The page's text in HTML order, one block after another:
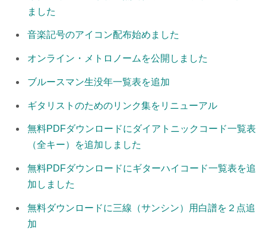
ました
音楽記号のアイコン配布始めました
オンライン・メトロノームを公開しました
ブルースマン生没年一覧表を追加
ギタリストのためのリンク集をリニューアル
無料PDFダウンロードにダイアトニックコード一覧表
（全キー）を追加しました
無料PDFダウンロードにギターハイコード一覧表を追
加しました
無料ダウンロードに三線（サンシン）用白譜を２点追
加